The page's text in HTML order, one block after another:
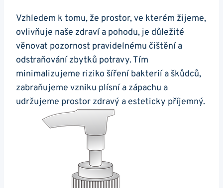
Vzhledem k tomu, že prostor, ve kterém žijeme,
ovlivňuje naše zdraví a pohodu, je důležité
věnovat pozornost pravidelnému čištění a
odstraňování zbytků potravy. Tím
minimalizujeme riziko šíření bakterií a škůdců,
zabraňujeme vzniku plísní a zápachu a
udržujeme prostor zdravý a esteticky příjemný.